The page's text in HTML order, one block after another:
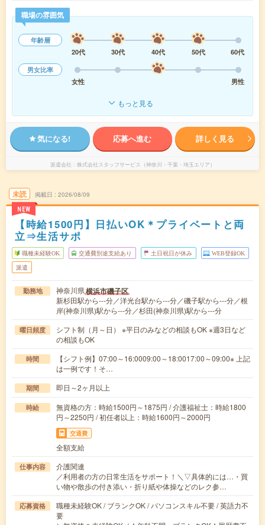
職場の雰囲気
年齢層
20代
30代 40代 50代
60代
男女比率
女性
男性
もっと見る
気になる! 応募へ進む 詳しく見る
派遣会社 株式会社スタッフサービス（神奈川・千葉・埼玉エリア）
未読
NEW
掲載日 2026/08/09
【時給1500円】日払いOK＊プライベートと両
立⇒生活サポ
職種未経験OK 交通費別途支給あり 土日祝日が休み WEB登録OK
派遣
勤務地 神奈川県横浜市磯子区
新杉田駅から---分／洋光台駅から---分／磯子駅から---分／根
岸(神奈川県)駅から---分／杉田(神奈川県)駅から---分
曜日頻度
シフト制（月～日） ※平日のみなどの相談もOK ※週3日など
の相談もOK
時間
【シフト例】07:00～16:0009:00～18:0017:00～09:00※ 上記
は一例です！そ…
期間 即日～2ヶ月以上
時給
無資格の方：時給1500円～1875円 / 介護福祉士：時給1800
円～2250円 / 初任者以上：時給1600円～2000円
交通費
全額支給
仕事内容
介護関連
／利用者の方の日常生活をサポート！＼▽具体的には…・買
い物や散歩の付き添い・折り紙や体操などのレク参…
応募資格
職種未経験OK / ブランクOK / パソコンスキル不要 / 英語力不
要